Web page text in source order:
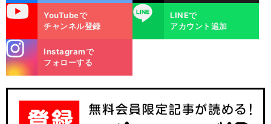
YouTubeで
チャンネル登録
LINE
LINEで
アカウント追加
m
Instagramで
フォローする